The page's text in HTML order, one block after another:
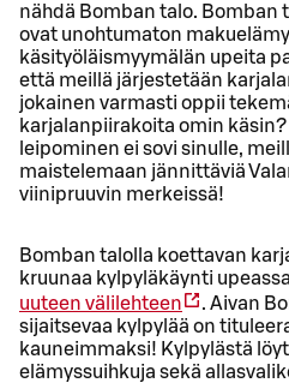
nähdä Bomban talo. Bomban
ovat unohtumaton
käsityöläismyymälän upeita
että meillä järjestetään
jokainen varmasti oppii
karjalanpiirakoita omin
leipominen ei sovi sinulle,
maistelemaan jännittäviä
viinipruuvin merkeissä!
Bomban talolla koettavan
kruunaa kylpyläkäynti upeassa
uuteen välilehteen
. Aivan
sijaitsevaa kylpylää on
kauneimmaksi! Kylpylästä
elämyssuihkuja sekä